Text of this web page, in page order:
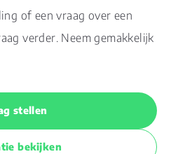
of een vraag over een
verder. Neem gemakkelijk
stellen
bekijken